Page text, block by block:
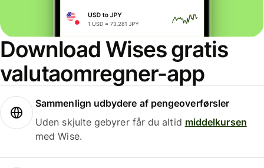
Download Wises gratis
valutaomregner-app
Sammenlign udbydere af pengeoverførsler
Uden skjulte gebyrer får du altid middelkursen
med Wise.